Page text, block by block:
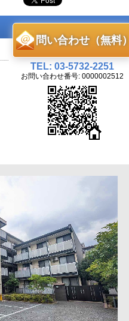
問い合わせ（無料）
TEL: 03-5732-2251
お問い合わせ番号: 0000002512